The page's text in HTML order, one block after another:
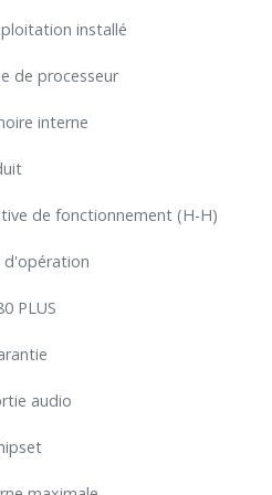
installé
de processeur
interne
de fonctionnement (H-H)
d'opération
PLUS
audio